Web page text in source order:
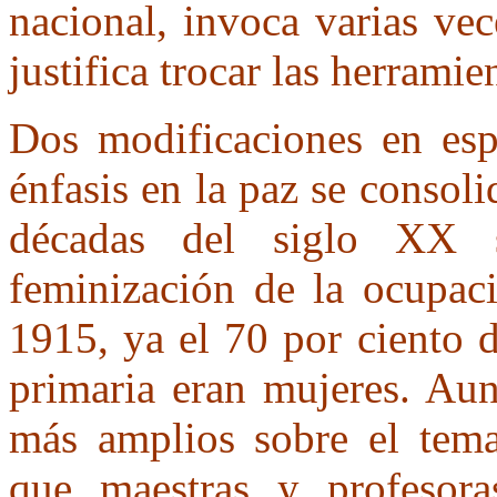
nacional, invoca varias
justifica trocar las
Dos modificaciones en
énfasis en la paz se
décadas del siglo XX
feminización de la
1915, ya el 70 por ciento
primaria eran mujeres.
más amplios sobre el